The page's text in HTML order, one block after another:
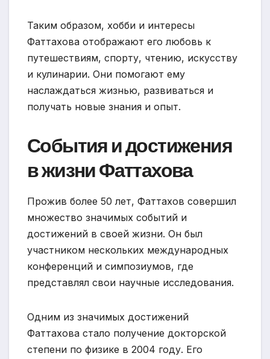
Таким образом, хобби и интересы
Фаттахова отображают его любовь к
путешествиям, спорту, чтению, искусству
и кулинарии. Они помогают ему
наслаждаться жизнью, развиваться и
получать новые знания и опыт.
События и достижения
в жизни Фаттахова
Прожив более 50 лет, Фаттахов совершил
множество значимых событий и
достижений в своей жизни. Он был
участником нескольких международных
конференций и симпозиумов, где
представлял свои научные исследования.
Одним из значимых достижений
Фаттахова стало получение докторской
степени по физике в 2004 году. Его